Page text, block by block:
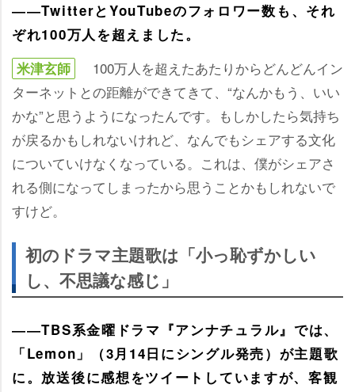
――TwitterとYouTubeのフォロワー数も、それ
ぞれ100万人を超えました。
米津玄師
100万人を超えたあたりからどんどんイン
ターネットとの距離ができてきて、“なんかもう、いい
かな”と思うようになったんです。もしかしたら気持ち
が戻るかもしれないけれど、なんでもシェアする文化
についていけなくなっている。これは、僕がシェアさ
れる側になってしまったから思うことかもしれないで
すけど。
初のドラマ主題歌は「小っ恥ずかしい
し、不思議な感じ」
――TBS系金曜ドラマ『アンナチュラル』では、
「Lemon」（3月14日にシングル発売）が主題歌
に。放送後に感想をツイートしていますが、客観